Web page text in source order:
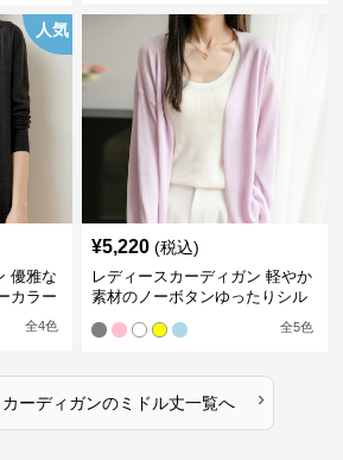
人気
優雅な
カラー
全4色
¥5,220 (税込)
レディースカーディガン 軽やか
素材のノーボタンゆったりシル
全5色
ーディガンのミドル丈一覧へ ›